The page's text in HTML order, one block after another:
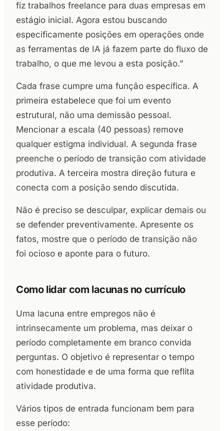
fiz trabalhos freelance para duas empresas em
estágio inicial. Agora estou buscando
especificamente posições em operações onde
as ferramentas de IA já fazem parte do fluxo de
trabalho, o que me levou a esta posição.”
Cada frase cumpre uma função específica. A
primeira estabelece que foi um evento
estrutural, não uma demissão pessoal.
Mencionar a escala (40 pessoas) remove
qualquer estigma individual. A segunda frase
preenche o período de transição com atividade
produtiva. A terceira mostra direção futura e
conecta com a posição sendo discutida.
Não é preciso se desculpar, explicar demais ou
se defender preventivamente. Apresente os
fatos, mostre que o período de transição não
foi ocioso e aponte para o futuro.
Como lidar com lacunas no currículo
Uma lacuna entre empregos não é
intrinsecamente um problema, mas deixar o
período completamente em branco convida
perguntas. O objetivo é representar o tempo
com honestidade e de uma forma que reflita
atividade produtiva.
Vários tipos de entrada funcionam bem para
esse período: